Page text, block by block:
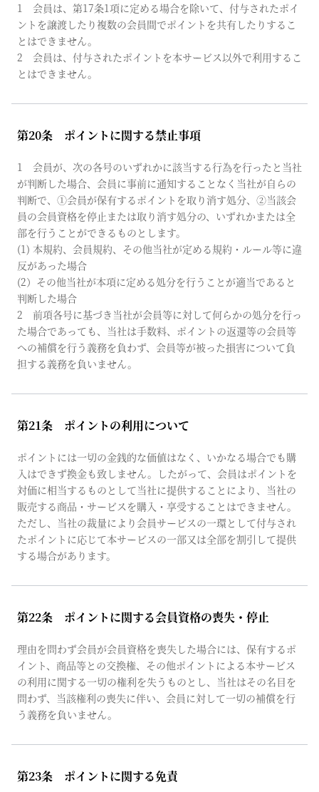
1 会員は、第17条1項に定める場合を除いて、付与されたポイ
ントを譲渡したり複数の会員間でポイントを共有したりするこ
とはできません。
2 会員は、付与されたポイントを本サービス以外で利用するこ
とはできません。
第20条 ポイントに関する禁止事項
1 会員が、次の各号のいずれかに該当する行為を行ったと当社
が判断した場合、会員に事前に通知することなく当社が自らの
判断で、①会員が保有するポイントを取り消す処分、②当該会
員の会員資格を停止または取り消す処分の、いずれかまたは全
部を行うことができるものとします。
(1) 本規約、会員規約、その他当社が定める規約・ルール等に違
反があった場合
(2）その他当社が本項に定める処分を行うことが適当であると
判断した場合
2 前項各号に基づき当社が会員等に対して何らかの処分を行っ
た場合であっても、当社は手数料、ポイントの返還等の会員等
への補償を行う義務を負わず、会員等が被った損害について負
担する義務を負いません。
第21条 ポイントの利用について
ポイントには一切の金銭的な価値はなく、いかなる場合でも購
入はできず換金も致しません。したがって、会員はポイントを
対価に相当するものとして当社に提供することにより、当社の
販売する商品・サービスを購入・享受することはできません。
ただし、当社の裁量により会員サービスの一環として付与され
たポイントに応じて本サービスの一部又は全部を割引して提供
する場合があります。
第22条 ポイントに関する会員資格の喪失・停止
理由を問わず会員が会員資格を喪失した場合には、保有するポ
イント、商品等との交換権、その他ポイントによる本サービス
の利用に関する一切の権利を失うものとし、当社はその名目を
問わず、当該権利の喪失に伴い、会員に対して一切の補償を行
う義務を負いません。
第23条 ポイントに関する免責